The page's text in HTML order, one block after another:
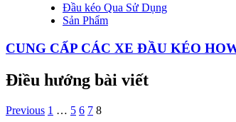
Đầu kéo Qua Sử Dụng
Sản Phẩm
CUNG CẤP CÁC XE ĐẦU KÉO
Điều hướng bài viết
Previous 1 … 5 6 7 8